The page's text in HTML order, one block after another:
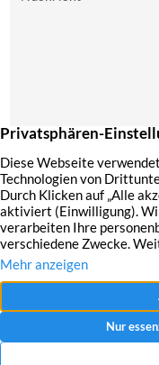
Mit dem Absenden Ihrer
und Verwendung Ihrer